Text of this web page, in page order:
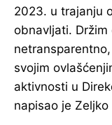
2023. u trajanju
obnavljati.
svojim
aktivnosti u
napisao je